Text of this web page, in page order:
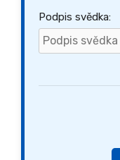
Podpis svědka: